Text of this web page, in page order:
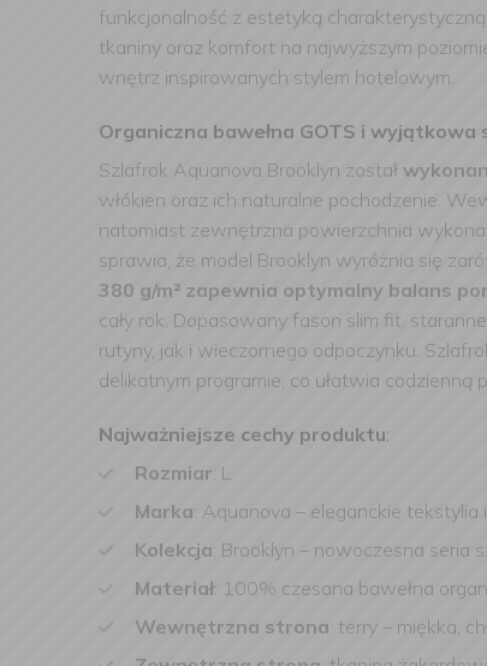
funkcjonalność z estetyką
tkaniny oraz komfort na najwyższym
wnętrz inspirowanych stylem hotelowym.
Organiczna bawełna GOTS i
Szlafrok Aquanova Brooklyn został
włókien oraz ich naturalne pochodzenie.
natomiast zewnętrzna powierzchnia
sprawia, że model Brooklyn wyróżnia się
380 g/m² zapewnia optymalny balans
cały rok. Dopasowany fason slim fit,
rutyny, jak i wieczornego odpoczynku.
delikatnym programie, co ułatwia codzienną
Najważniejsze cechy produktu:
Rozmiar: L
Marka: Aquanova – eleganckie tekstylia
Kolekcja: Brooklyn – nowoczesna seria
Materiał: 100% czesana bawełna
Wewnętrzna strona: terry – miękka,